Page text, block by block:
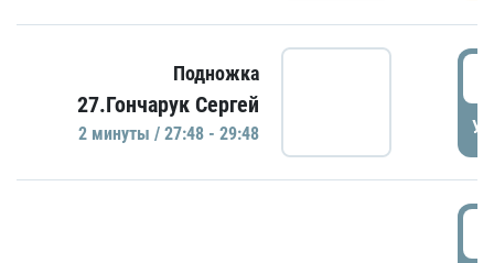
Подножка
27.Гончарук Сергей
2 минуты / 27:48 - 29:48